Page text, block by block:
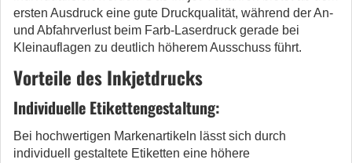
ersten Ausdruck eine gute Druckqualität, während der An-
und Abfahrverlust beim Farb-Laserdruck gerade bei
Kleinauflagen zu deutlich höherem Ausschuss führt.
Vorteile des Inkjetdrucks
Individuelle Etikettengestaltung:
Bei hochwertigen Markenartikeln lässt sich durch
individuell gestaltete Etiketten eine höhere